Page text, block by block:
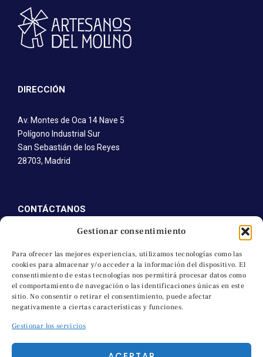
Gestionar consentimiento
Para ofrecer las mejores experiencias, utilizamos tecnologías como las
cookies para almacenar y/o acceder a la información del dispositivo. El
consentimiento de estas tecnologías nos permitirá procesar datos como
el comportamiento de navegación o las identificaciones únicas en este
sitio. No consentir o retirar el consentimiento, puede afectar
negativamente a ciertas características y funciones.
Gestionar los servicios
DIRECCIÓN
Av. Montes de Oca 14 Nave 5
Polígono Industrial Sur
San Sebastián de los Reyes
28703, Madrid
CONTÁCTANOS
M. +34 691 745 616
C. a.molino@artesanosdelmolino.com
Política de accesibilidad